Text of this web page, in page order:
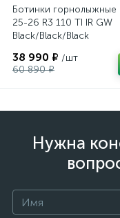
Ботинки горнолыжные
25-26 R3 110 TI IR GW
Black/Black/Black
38 990 ₽ /шт
60 890 ₽
Нужна